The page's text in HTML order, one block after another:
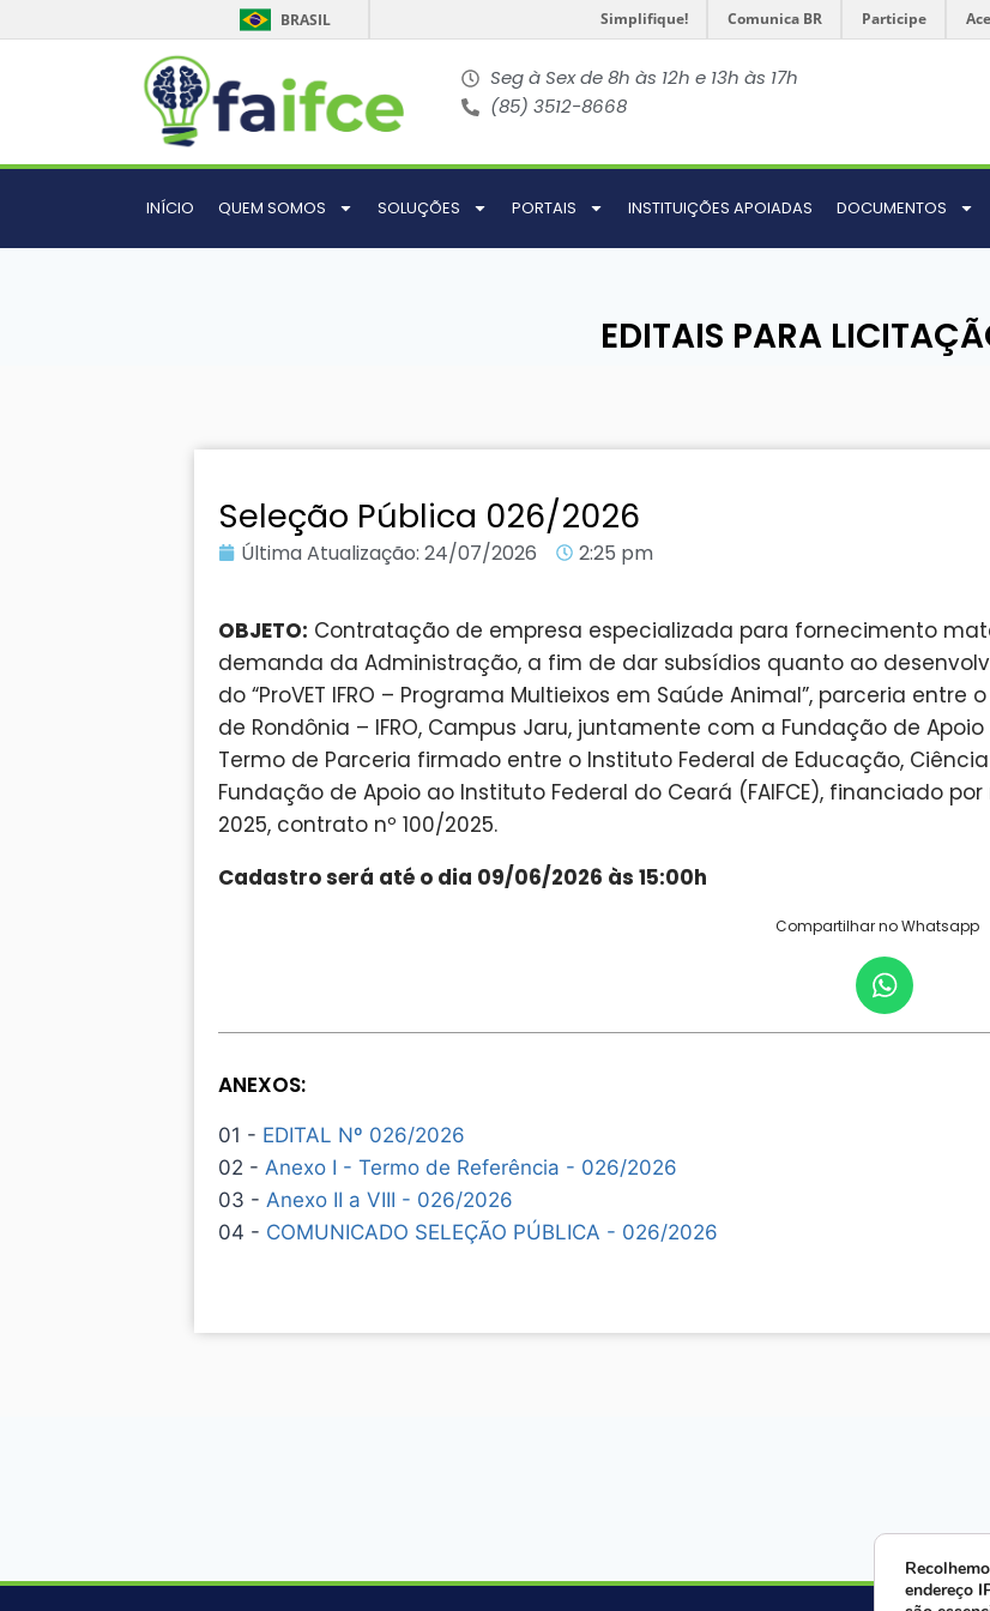
BRASIL Simplifique! Comunica BR Participe
Seg à Sex de 8h às 12h e 13h às 17h
(85) 3512-8668
INÍCIO QUEM SOMOS SOLUÇÕES PORTAIS INSTITUIÇÕES APOIADAS DOCUMENTOS
EDITAIS PARA
Seleção Pública 026/2026
Última Atualização: 24/07/2026 2:25 pm
OBJETO: Contratação de empresa especializada para fornecimento
demanda da Administração, a fim de dar subsídios quanto ao
do “ProVET IFRO – Programa Multieixos em Saúde Animal”, parceria
de Rondônia – IFRO, Campus Jaru, juntamente com a Fundação de
Termo de Parceria firmado entre o Instituto Federal de Educação,
Fundação de Apoio ao Instituto Federal do Ceará (FAIFCE), financiado
2025, contrato nº 100/2025.
Cadastro será até o dia 09/06/2026 às 15:00h
Compartilhar no Whatsapp
ANEXOS:
01 - EDITAL Nº 026/2026
02 - Anexo I - Termo de Referência - 026/2026
03 - Anexo II a VIII - 026/2026
04 - COMUNICADO SELEÇÃO PÚBLICA - 026/2026
endereço